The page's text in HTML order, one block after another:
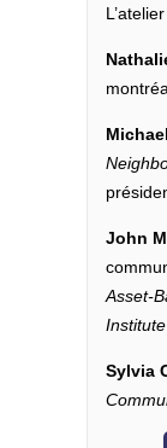
John
Asset-
Institute
Sylvia